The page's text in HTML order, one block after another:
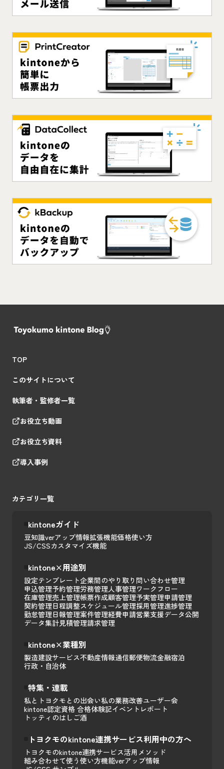
TOP
このサイトについて
執筆者・監修者一覧
お役立ち動画
お役立ち資料
導入事例
カテゴリ一覧
kintoneガイド
豆知識verアップ情報拡張機能価格使い方
JS/CSSカスタマイズ機能
kintone×用途別
設定テンプレート企業間のやり取り 問い合わせ管理
申込管理予約管理労務管理人事管理ワークフロー
在庫管理売上管理帳票作成顧客管理予実管理申請管理
契約管理日程調整スケジュール管理採用管理進捗管理
勤怠管理日報管理案件管理経費申請営業支援データ公開
データ集計見積管理請求管理
kintone×業種別
製造建設サービス不動産情報通信郵便物流金融宿泊
行政・自治体
特集・連載
私とトヨクモとの出会い私の業務改善ユーザー会
kintone認定資格 合格体験記イベントレポート
トッティのはしご酒
トヨクモのkintone連携サービス利用中の方へ
トヨクモのkintone連携サービス活用メソッド
組み合わせて使う 使い方機能verアップ情報